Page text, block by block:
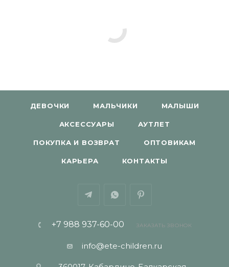
ДЕВОЧКИ МАЛЬЧИКИ МАЛЫШИ
АКСЕССУАРЫ АУТЛЕТ
ПОКУПКА И ВОЗВРАТ ОПТОВИКАМ
КАРЬЕРА КОНТАКТЫ
+7 988 937-60-00 ЗАКАЗАТЬ ЗВОНОК
info@ete-children.ru